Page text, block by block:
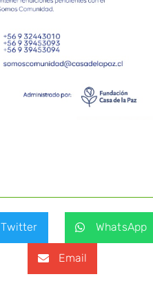
Twitter WhatsApp
Email